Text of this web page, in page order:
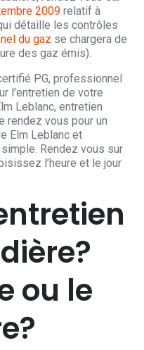
2009 relatif à
détaille les contrôles
du gaz se chargera de
des gaz émis).
PG, professionnel
l’entretien de votre
Leblanc, entretien
rendez vous pour un
Elm Leblanc et
Rendez vous sur
l’heure et le jour
ou le